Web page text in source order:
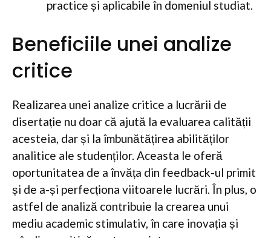
practice și aplicabile în domeniul studiat.
Beneficiile unei analize
critice
Realizarea unei analize critice a lucrării de
disertație nu doar că ajută la evaluarea calității
acesteia, dar și la îmbunătățirea abilităților
analitice ale studenților. Aceasta le oferă
oportunitatea de a învăța din feedback-ul primit
și de a-și perfecționa viitoarele lucrări. În plus, o
astfel de analiză contribuie la crearea unui
mediu academic stimulativ, în care inovația și